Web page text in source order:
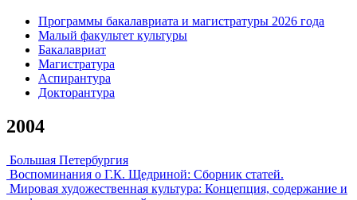
Программы бакалавриата и магистратуры 2026 года
Малый факультет культуры
Бакалавриат
Магистратура
Аспирантура
Докторантура
2004
Большая Петербургия
Воспоминания о Г.К. Щедриной: Сборник статей.
Мировая художественная культура: Концепция, содержание и